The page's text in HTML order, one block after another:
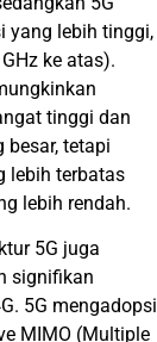
yang lebih tinggi,
ke atas).
tinggi dan
besar, tetapi
lebih terbatas
lebih rendah.
5G juga
signifikan
5G mengadopsi
MIMO (Multiple